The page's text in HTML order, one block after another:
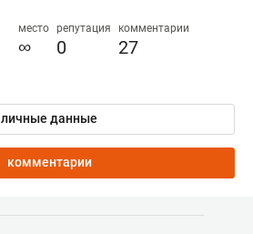
место
∞
репутация
0
комментарии
27
личные данные
комментарии